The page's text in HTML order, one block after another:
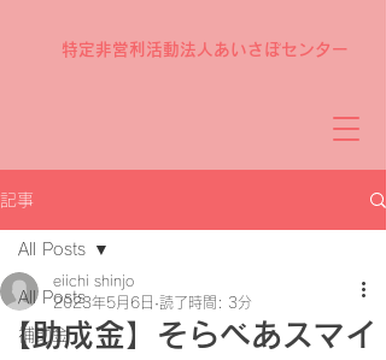
特定非営利活動法人あいさぽセンター
記事
All Posts
補助金
All Posts
【助成金】そらべあスマイ
eiichi shinjo
2023年5月6日 読了時間: 3分